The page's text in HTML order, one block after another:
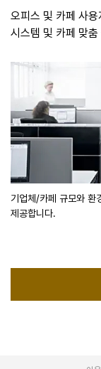
오피스 및 카페 사
시스템 및 카페 맞
기업체/카페 규모와 환
제공합니다.